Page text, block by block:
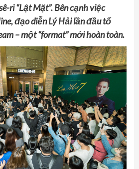
ri “Lật Mặt”. Bên cạnh việc
đạo diễn Lý Hải lần đầu tổ
– một “format” mới hoàn toàn.